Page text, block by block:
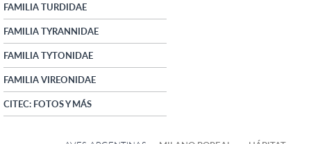
FAMILIA TURDIDAE
FAMILIA TYRANNIDAE
FAMILIA TYTONIDAE
FAMILIA VIREONIDAE
CITEC: FOTOS Y MÁS